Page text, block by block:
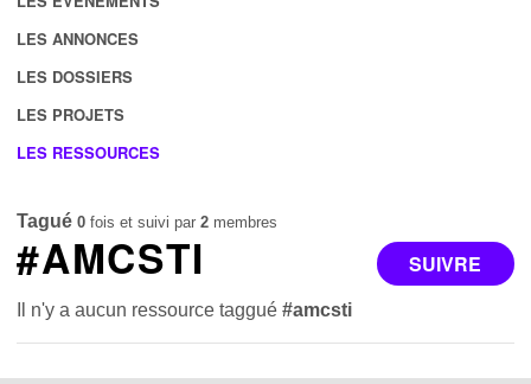
LES ANNONCES
LES DOSSIERS
LES PROJETS
LES RESSOURCES
Tagué 0 fois et suivi par2 membres
SUIVRE
#AMCSTI
Il n'y a aucun ressource taggué#amcsti